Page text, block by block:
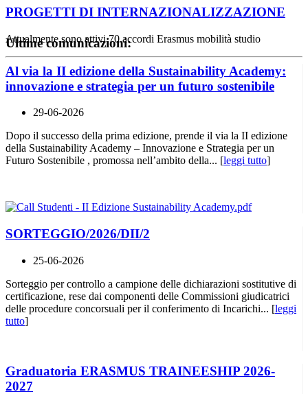
PROGETTI DI INTERNAZIONALIZZAZIONE
Attualmente sono attivi 70 accordi Erasmus mobilità studio
Ultime comunicazioni:
Al via la II edizione della Sustainability Academy:
innovazione e strategia per un futuro sostenibile
29-06-2026
Dopo il successo della prima edizione, prende il via la II edizione
della Sustainability Academy – Innovazione e Strategia per un
Futuro Sostenibile , promossa nell’ambito della... [leggi tutto]
SORTEGGIO/2026/DII/2
25-06-2026
Sorteggio per controllo a campione delle dichiarazioni sostitutive di
certificazione, rese dai componenti delle Commissioni giudicatrici
delle procedure concorsuali per il conferimento di Incarichi... [leggi
tutto]
Graduatoria ERASMUS TRAINEESHIP 2026-
2027